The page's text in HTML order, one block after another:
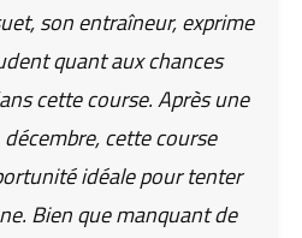
son entraîneur, exprime
quant aux chances
cette course. Après une
cette course
idéale pour tenter
Bien que manquant de